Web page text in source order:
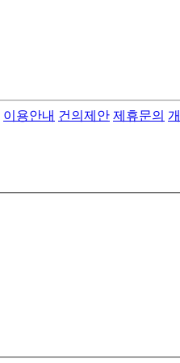
이용안내 건의제안 제휴문의